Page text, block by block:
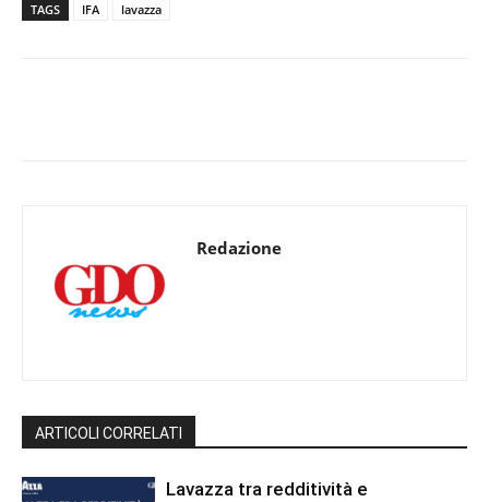
TAGS IFA lavazza
Redazione
ARTICOLI CORRELATI
Lavazza tra redditività e